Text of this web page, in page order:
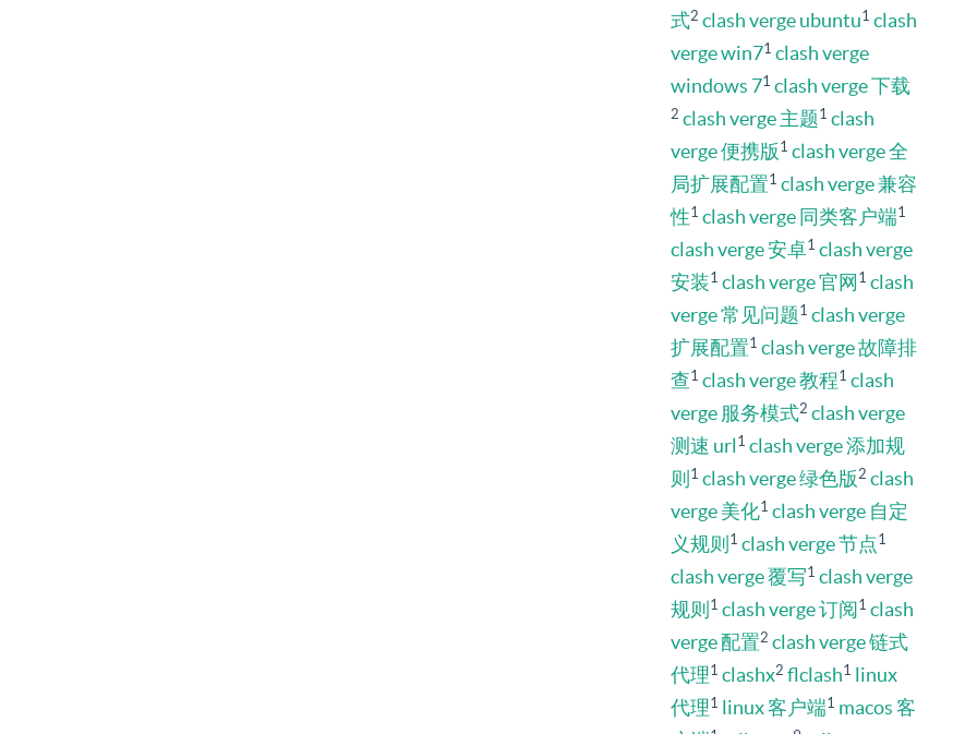
式2 clash verge ubuntu1 clash
verge win71 clash verge
windows 71 clash verge 下载
2 clash verge 主题1 clash
verge 便携版 1 clash verge 全
局扩展配置1 clash verge 兼容
性1 clash verge 同类客户端1
clash verge 安卓1 clash verge
安装1 clash verge 官网 1 clash
verge 常见问题1 clash verge
扩展配置1 clash verge 故障排
查1 clash verge 教程1 clash
verge 服务模式2 clash verge
测速 url 1 clash verge 添加规
则 1 clash verge 绿色版 2 clash
verge 美化1 clash verge 自定
义规则 1 clash verge 节点1
clash verge 覆写1 clash verge
规则 1 clash verge 订阅1 clash
verge 配置2 clash verge 链式
代理1 clashx2 flclash1 linux
代理1 linux 客户端1 macos 客